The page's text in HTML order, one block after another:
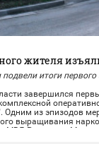
жителя
итоги
завершился
Одним из эпизодов
выращивания
России по Миассу